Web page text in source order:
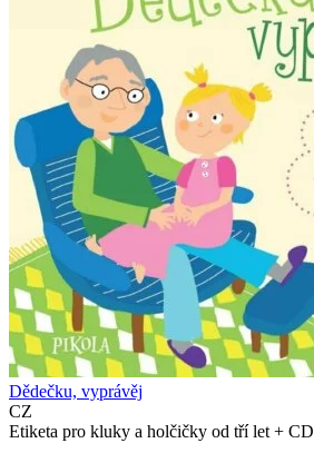
Dědečku, vyprávěj
CZ
Etiketa pro kluky a holčičky od tří let + CD